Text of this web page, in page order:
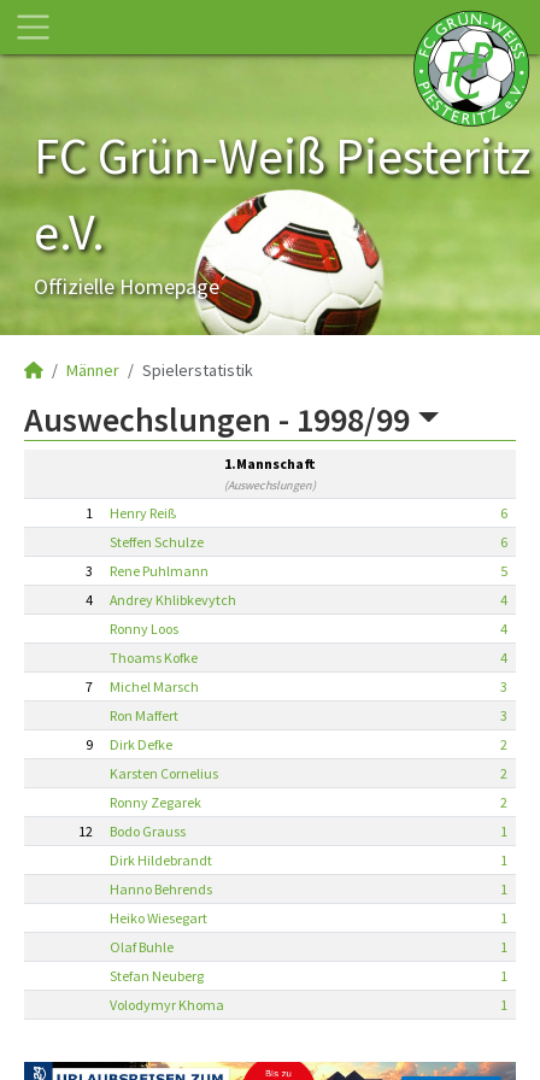
FC Grün-Weiß Piesteritz
e.V.
Offizielle Homepage
Männer Spielerstatistik
Auswechslungen - 1998/99
1.Mannschaft
(Auswechslungen)
1 Henry Reiß
6
Steffen Schulze
6
3
Rene Puhlmann
5
4
Andrey Khlibkevytch
4
Ronny Loos
4
Thoams Kofke
4
7
Michel Marsch
3
Ron Maffert
3
9
Dirk Defke
2
Karsten Cornelius
2
Ronny Zegarek
2
12
Bodo Grauss
1
Dirk Hildebrandt
1
Hanno Behrends
1
Heiko Wiesegart
1
Olaf Buhle
1
Stefan Neuberg
1
Volodymyr Khoma
1